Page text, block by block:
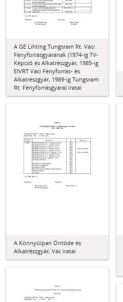
A GE Lihting Tungsram Rt. Váci
Fényforrásgyárának (1974-ig TV-
Képcső és Alkatrészgyár, 1985-ig
EIVRT Váci Fényforrás- és
Alkatrészgyár, 1989-ig Tungsram
Rt. Fényforrásgyára) iratai
A Könnyűipari Öntöde és
Alkatrészgyár, Vác iratai